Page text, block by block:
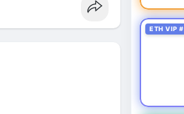
ETH VIP